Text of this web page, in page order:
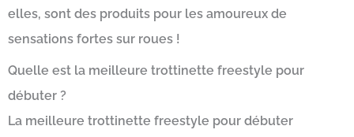
elles, sont des produits pour les amoureux de
sensations fortes sur roues !
Quelle est la meilleure trottinette freestyle pour
débuter ?
La meilleure trottinette freestyle pour débuter